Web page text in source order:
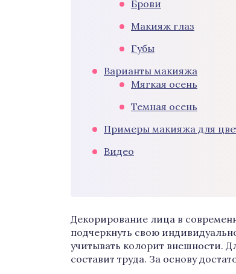
Брови
Макияж глаз
Губы
Варианты макияжа
Мягкая осень
Темная осень
Примеры макияжа для
Видео
Декорирование лица в
подчеркнуть свою
учитывать колорит внешности.
составит труда. За основу